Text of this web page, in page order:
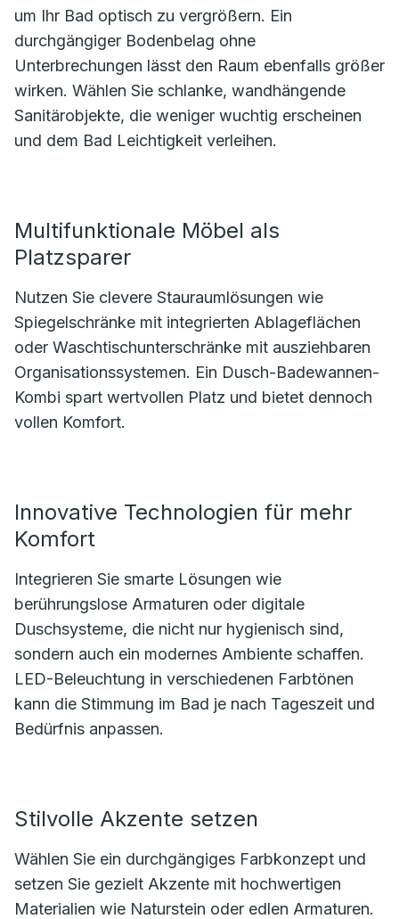
um Ihr Bad optisch zu vergrößern. Ein
durchgängiger Bodenbelag ohne
Unterbrechungen lässt den Raum ebenfalls größer
wirken. Wählen Sie schlanke, wandhängende
Sanitärobjekte, die weniger wuchtig erscheinen
und dem Bad Leichtigkeit verleihen.
Multifunktionale Möbel als
Platzsparer
Nutzen Sie clevere Stauraumlösungen wie
Spiegelschränke mit integrierten Ablageflächen
oder Waschtischunterschränke mit ausziehbaren
Organisationssystemen. Ein Dusch-Badewannen-
Kombi spart wertvollen Platz und bietet dennoch
vollen Komfort.
Innovative Technologien für mehr
Komfort
Integrieren Sie smarte Lösungen wie
berührungslose Armaturen oder digitale
Duschsysteme, die nicht nur hygienisch sind,
sondern auch ein modernes Ambiente schaffen.
LED-Beleuchtung in verschiedenen Farbtönen
kann die Stimmung im Bad je nach Tageszeit und
Bedürfnis anpassen.
Stilvolle Akzente setzen
Wählen Sie ein durchgängiges Farbkonzept und
setzen Sie gezielt Akzente mit hochwertigen
Materialien wie Naturstein oder edlen Armaturen.